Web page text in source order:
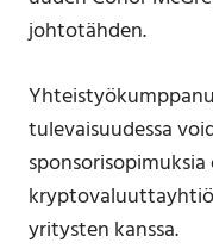
johtotähden.
tulevaisuudessa
yritysten kanssa.